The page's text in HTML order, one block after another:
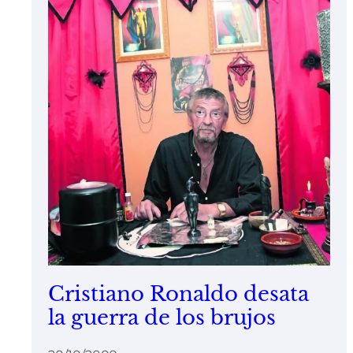
Cristiano Ronaldo desata
la guerra de los brujos